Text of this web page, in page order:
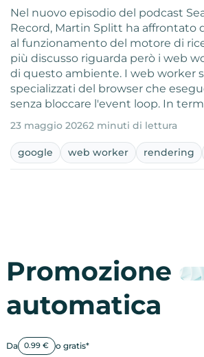
Nel nuovo episodio del podcast
Record, Martin Splitt ha affrontato
al funzionamento del motore di
più discusso riguarda però i web
di questo ambiente. I web worker
specializzati del browser che
senza bloccare l'event loop. In
23 maggio 20262 minuti di lettura
google web worker rendering
Promozione
automatica
Da 0.99 € o gratis*